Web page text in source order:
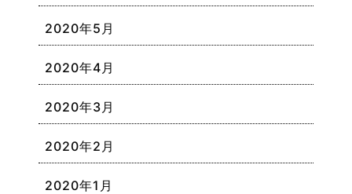
2020年5月
2020年4月
2020年3月
2020年2月
2020年1月